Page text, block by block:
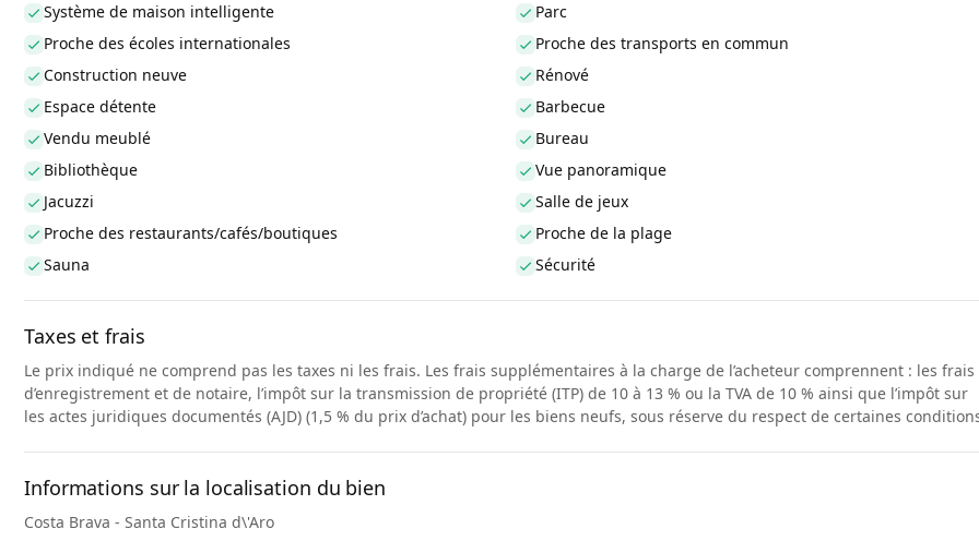
Système de maison intelligente
Parc
Proche des écoles internationales
Proche des transports en commun
Construction neuve
Rénové
Espace détente
Barbecue
Vendu meublé
Bureau
Bibliothèque
Vue panoramique
Jacuzzi
Salle de jeux
Proche des restaurants/cafés/boutiques
Proche de la plage
Sauna
Sécurité
Taxes et frais
Le prix indiqué ne comprend pas les taxes ni les frais. Les frais supplémentaires à la charge de l’acheteur comprennent : les frais
d’enregistrement et de notaire, l’impôt sur la transmission de propriété (ITP) de 10 à 13 % ou la TVA de 10 % ainsi que l’impôt sur
les actes juridiques documentés (AJD) (1,5 % du prix d’achat) pour les biens neufs, sous réserve du respect de certaines
Informations sur la localisation du bien
Costa Brava - Santa Cristina d\'Aro